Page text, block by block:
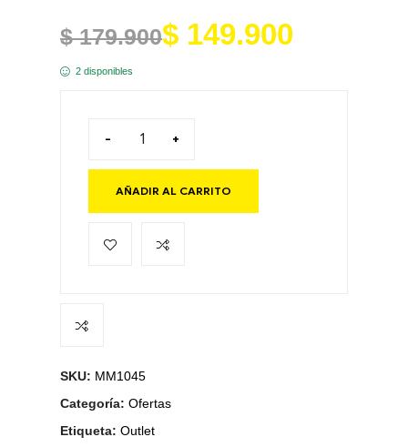
$179.900$ 149.900
2 disponibles
- +
AÑADIR AL CARRITO
SKU: MM1045
Categoría: Ofertas
Etiqueta: Outlet